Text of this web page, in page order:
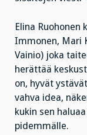
Elina Ruohonen
Immonen, Mari
Vainio) joka
herättää
on, hyvät
vahva idea,
kukin sen
pidemmälle.